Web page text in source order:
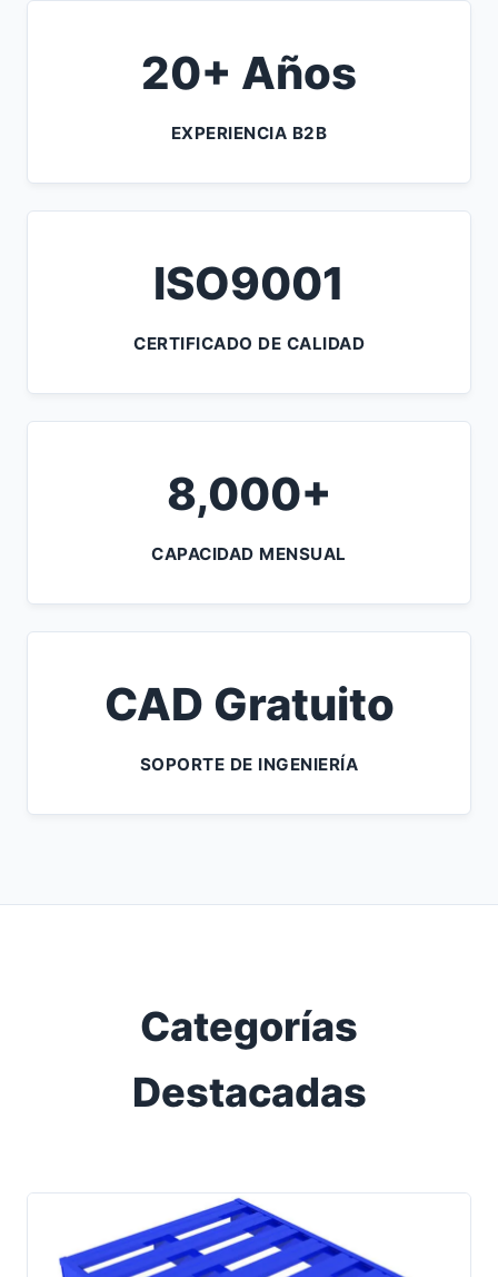
20+ Años
EXPERIENCIA B2B
ISO9001
CERTIFICADO DE CALIDAD
8,000+
CAPACIDAD MENSUAL
CAD Gratuito
SOPORTE DE INGENIERÍA
Categorías
Destacadas